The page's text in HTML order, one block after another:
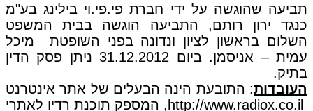
תביעה שהוגשה על ידי חברת פי.פי.וי בילינג בע"מ
כנגד ירון רותם, התביעה הוגשה בבית המשפט
השלום בראשון לציון ונדונה בפני השופטת מיכל
עמית – אניסמן. ביום 31.12.2012 ניתן פסק הדין
בתיק.
העובדות: התובעת הינה הבעלים של אתר אינטרנט
http://www.radiox.co.il, המספק תוכנת רדיו לאתרי